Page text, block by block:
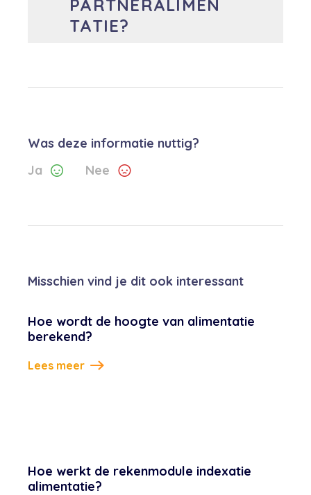
PARTNERALIMEN
TATIE?
Was deze informatie nuttig?
Ja
Nee
Misschien vind je dit ook interessant
Hoe wordt de hoogte van alimentatie
berekend?
Lees meer
Hoe werkt de rekenmodule indexatie
alimentatie?